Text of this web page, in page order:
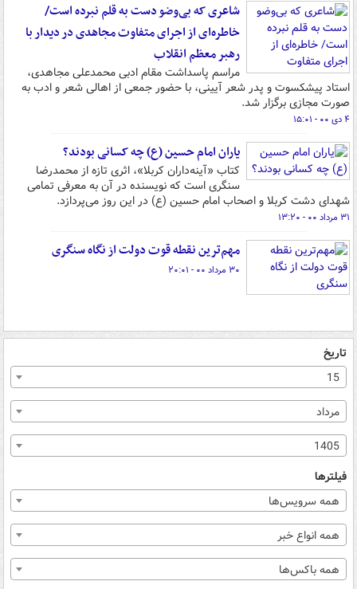
شاعری که بی‌وضو دست به قلم نبرده است/
خاطره‌ای از اجرای متفاوت مجاهدی در دیدار با
رهبر معظم انقلاب
مراسم پاسداشت مقام ادبی محمدعلی مجاهدی،
استاد پیشکسوت و پدر شعر آیینی، با حضور جمعی از اهالی شعر و ادب به
صورت مجازی برگزار شد.
۴ دی ۰۰ - ۱۵:۰۱
یاران امام حسین (ع) چه کسانی بودند؟
کتاب «آینه‌داران کربلا»، اثری تازه از محمدرضا
سنگری است که نویسنده در آن به معرفی تمامی
شهدای دشت کربلا و اصحاب امام حسین (ع) در این روز می‌پردازد.
۳۱ مرداد ۰۰ - ۱۳:۲۰
مهم‌ترین نقطه قوت دولت از نگاه سنگری
۳۰ مرداد ۰۰ - ۲۰:۰۱
تاریخ
15
مرداد
1405
فیلترها
همه سرویس‌ها
همه انواع خبر
همه باکس‌ها